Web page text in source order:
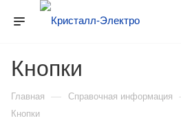
Кнопки
Главная — Справочная информация
Кнопки